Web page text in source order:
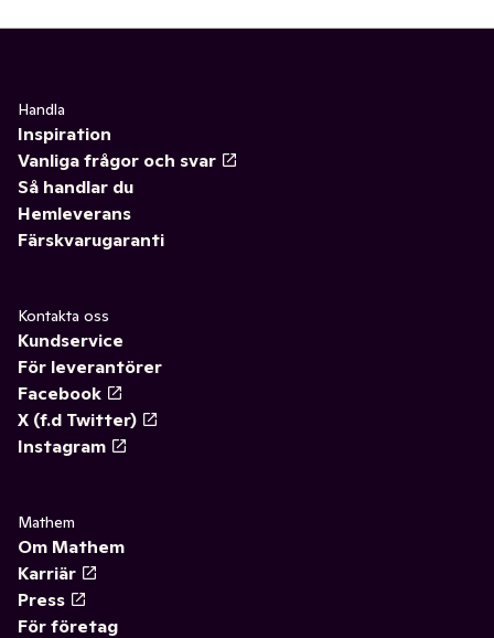
Handla
Inspiration
Vanliga frågor och svar
Så handlar du
Hemleverans
Färskvarugaranti
Kontakta oss
Kundservice
För leverantörer
Facebook
X (f.d Twitter)
Instagram
Mathem
Om Mathem
Karriär
Press
För företag